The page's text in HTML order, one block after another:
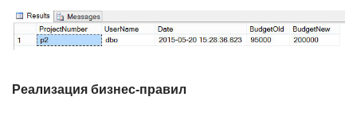
Реализация бизнес-правил